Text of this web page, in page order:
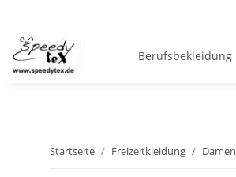
Berufsbekleidung
Startseite Freizeitkleidung Damen